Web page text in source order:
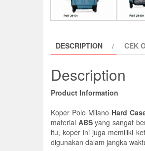
DESCRIPTION CEK
Description
Product Information
Koper Polo Milano Hard
material ABSyang sangat
itu, koper ini juga memiliki
digunakan dalam jangka